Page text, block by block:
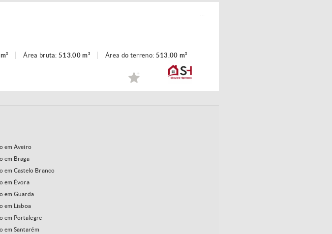
Área bruta:513.00 m² Área do terreno: 513.00 m²
em Aveiro
em Braga
em Castelo Branco
em Évora
em Guarda
em Lisboa
em Portalegre
em Santarém